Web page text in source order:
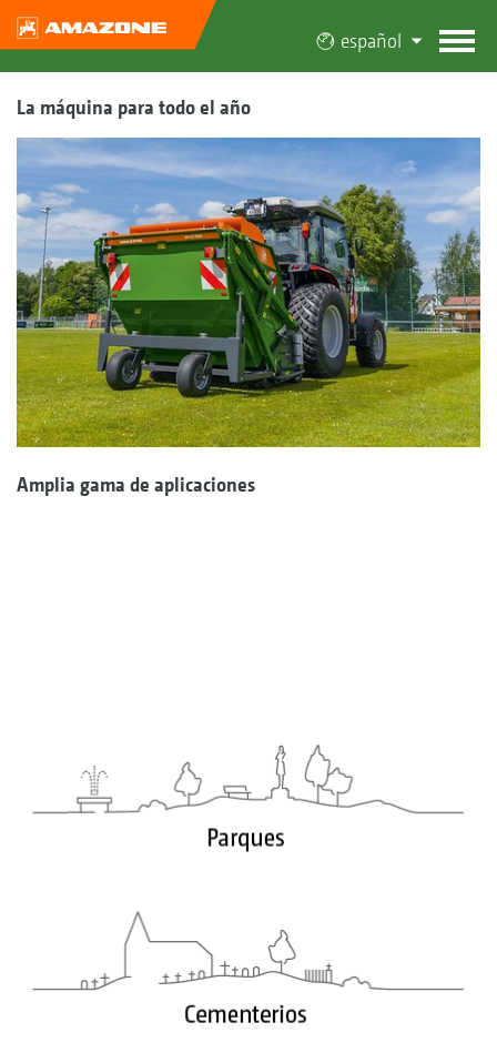
español
La máquina para todo el año
Amplia gama de aplicaciones